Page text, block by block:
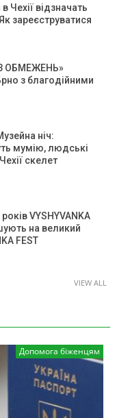
Чехії відзначать
зареєструватися
ОБМЕЖЕНЬ»
з благодійними
ніч:
мумію, людські
скелет
VYSHYVANKA
на великий
FEST
VIEW ALL
Допомога біженцям